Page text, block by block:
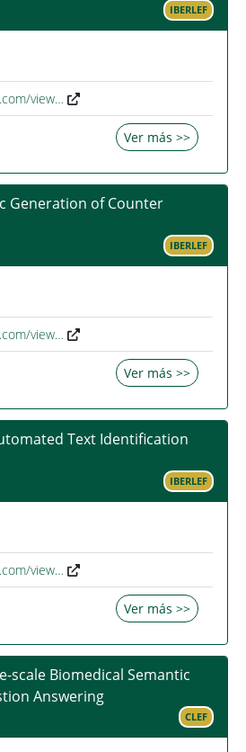
IBERLEF
view…
Ver más >>
Generation of Counter
IBERLEF
view…
Ver más >>
Text Identification
IBERLEF
view…
Ver más >>
scale Biomedical Semantic
Answering
CLEF